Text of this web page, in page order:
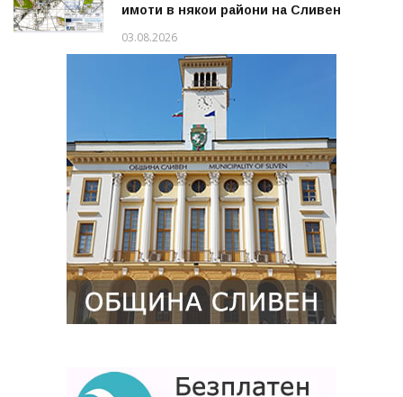
имоти в някои райони на Сливен
03.08.2026